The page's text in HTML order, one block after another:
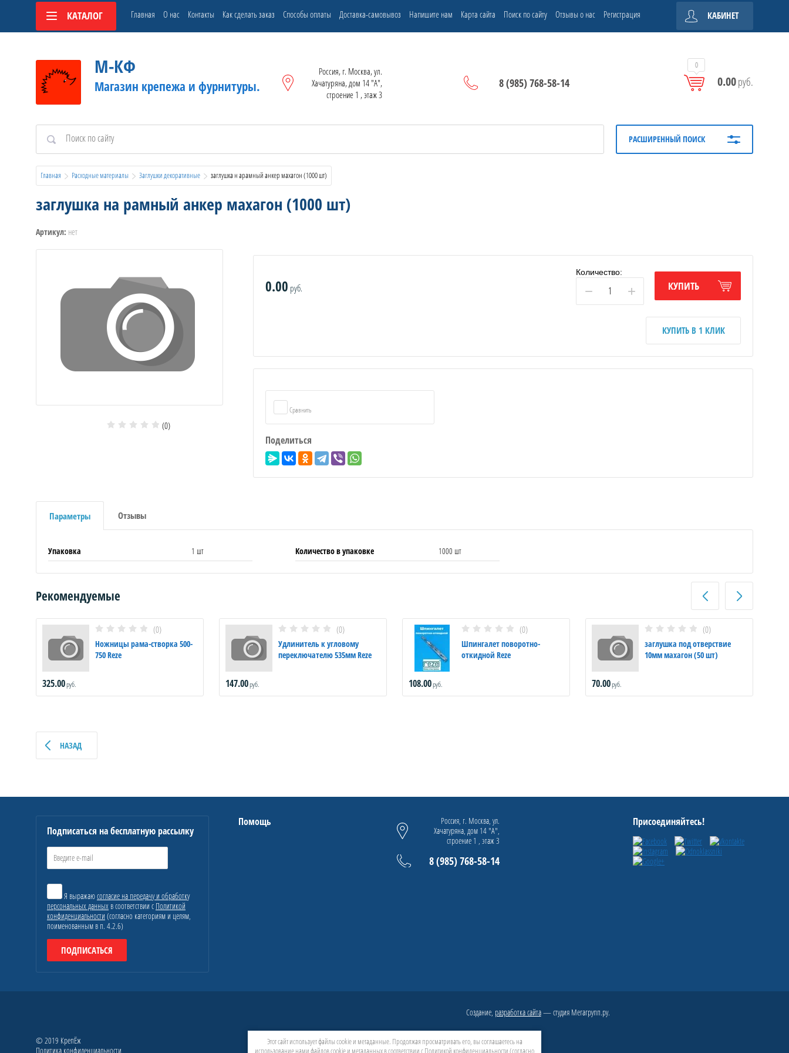
КАТАЛОГ Главная О нас Контакты Как сделать заказ Способы оплаты Доставка-самовывоз Напишите нам Карта сайта Поиск по сайту Отзывы о нас Регистрация КАБИНЕТ
М-КФ
Магазин крепежа и фурнитуры.
Россия, г. Москва, ул.
Хачатуряна, дом 14 "А",
строение 1 , этаж 3
8 (985) 768-58-14
0
0.00руб.
РАСШИРЕННЫЙ ПОИСК
Главная Расходные материалы Заглушки декоративные
  заглушка н арамный анкер махагон (1000 шт)
заглушка на рамный анкер махагон (1000 шт)
Артикул: нет
(0)
0.00 руб.
Количество:
− + КУПИТЬ
КУПИТЬ В 1 КЛИК
Сравнить
Поделиться
Параметры Отзывы
Упаковка 1 шт Количество в упаковке 1000 шт
Рекомендуемые
(0)
Ножницы рама-створка 500-
750 Reze
325.00руб.
(0)
Удлинитель к угловому
переключателю 535мм Reze
147.00руб.
(0)
Шпингалет поворотно-
откидной Reze
108.00руб.
(0)
заглушка под отверствие
10мм махагон (50 шт)
70.00руб.
НАЗАД
Подписаться на бесплатную рассылку
Я выражаюсогласие на передачу и обработку
персональных данных в соответствии с Политикой
конфиденциальности (согласно категориям и целям,
поименованным в п. 4.2.6)
ПОДПИСАТЬСЯ
Помощь
Россия, г. Москва, ул.
Хачатуряна, дом 14 "А",
строение 1 , этаж 3
8 (985) 768-58-14
Присоединяйтесь!
© 2019 КрепЁж
Политика конфиденциальности
Создание, разработка сайта— студия Мегагрупп.ру.
Этот сайт использует файлы cookie и метаданные. Продолжая просматривать его, вы соглашаетесь на
использование нами файлов cookie и метаданных в соответствии сПолитикой конфиденциальности(согласно